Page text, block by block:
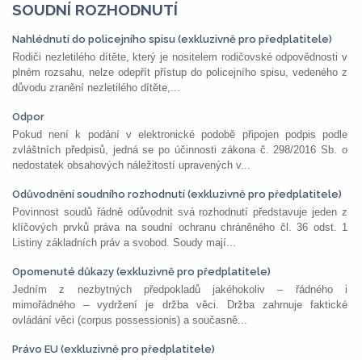
SOUDNÍ ROZHODNUTÍ
Nahlédnutí do policejního spisu (exkluzivně pro předplatitele)
Rodiči nezletilého dítěte, který je nositelem rodičovské odpovědnosti v
plném rozsahu, nelze odepřít přístup do policejního spisu, vedeného z
důvodu zranění nezletilého dítěte,...
Odpor
Pokud není k podání v elektronické podobě připojen podpis podle
zvláštních předpisů, jedná se po účinnosti zákona č. 298/2016 Sb. o
nedostatek obsahových náležitostí upravených v...
Odůvodnění soudního rozhodnutí (exkluzivně pro předplatitele)
Povinnost soudů řádně odůvodnit svá rozhodnutí představuje jeden z
klíčových prvků práva na soudní ochranu chráněného čl. 36 odst. 1
Listiny základních práv a svobod. Soudy mají...
Opomenuté důkazy (exkluzivně pro předplatitele)
Jedním z nezbytných předpokladů jakéhokoliv – řádného i
mimořádného – vydržení je držba věci. Držba zahrnuje faktické
ovládání věci (corpus possessionis) a současně...
Právo EU (exkluzivně pro předplatitele)